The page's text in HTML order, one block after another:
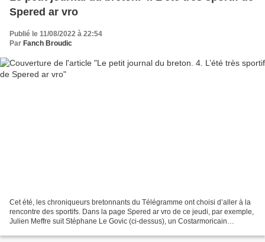
Spered ar vro
Publié le 11/08/2022 à 22:54
Par Fanch Broudic
Cet été, les chroniqueurs bretonnants du Télégramme ont choisi d’aller à la
rencontre des sportifs. Dans la page Spered ar vro de ce jeudi, par exemple,
Julien Meffre suit Stéphane Le Govic (ci-dessus), un Costarmoricain